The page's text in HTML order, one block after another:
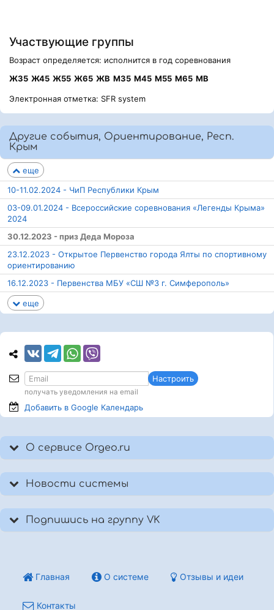
Участвующие группы
Возраст определяется: исполнится в год соревнования
Ж35 Ж45 Ж55 Ж65 ЖВ М35 М45 М55 М65 МВ
Электронная отметка: SFR system
Другие события, Ориентирование, Респ.
Крым
еще
10-11.02.2024 - ЧиП Республики Крым
03-09.01.2024 - Всероссийские соревнования «Легенды Крыма»
2024
30.12.2023 - приз Деда Мороза
23.12.2023 - Открытое Первенство города Ялты по спортивному
ориентированию
16.12.2023 - Первенства МБУ «СШ №3 г. Симферополь»
еще
Настроить
получать уведомления на email
Добавить в Google Календарь
О сервисе Orgeo.ru
Новости системы
Подпишись на группу VK
Главная О системе Отзывы и идеи
Контакты